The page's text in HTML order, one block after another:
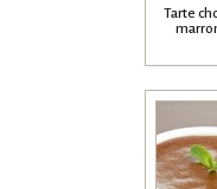
Tarte